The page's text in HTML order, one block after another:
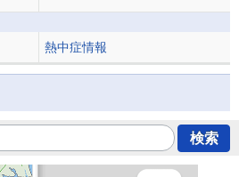
熱中症情報
検索